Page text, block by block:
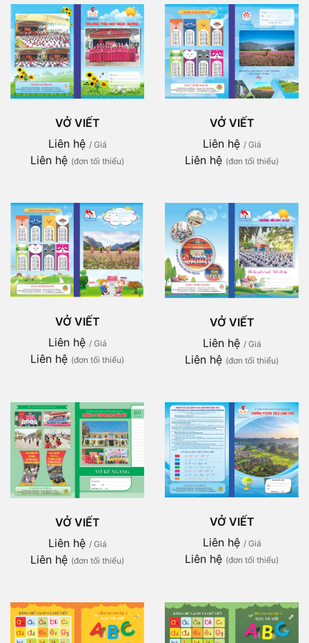
VỞ VIẾT
Liên hệ / Giá
Liên hệ (đơn tối thiểu)
VỞ VIẾT
Liên hệ / Giá
Liên hệ (đơn tối thiểu)
VỞ VIẾT
Liên hệ / Giá
Liên hệ (đơn tối thiểu)
VỞ VIẾT
Liên hệ / Giá
Liên hệ (đơn tối thiểu)
VỞ VIẾT
Liên hệ / Giá
Liên hệ (đơn tối thiểu)
VỞ VIẾT
Liên hệ / Giá
Liên hệ (đơn tối thiểu)